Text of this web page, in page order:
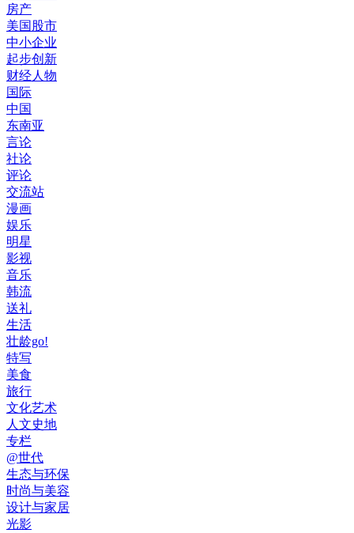
房产
美国股市
中小企业
起步创新
财经人物
国际
中国
东南亚
言论
社论
评论
交流站
漫画
娱乐
明星
影视
音乐
韩流
送礼
生活
壮龄go!
特写
美食
旅行
文化艺术
人文史地
专栏
@世代
生态与环保
时尚与美容
设计与家居
光影